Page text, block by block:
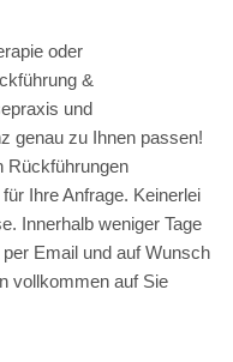
oder
&
und
genau zu Ihnen passen!
Rückführungen
Ihre Anfrage. Keinerlei
Innerhalb weniger Tage
Email und auf Wunsch
vollkommen auf Sie